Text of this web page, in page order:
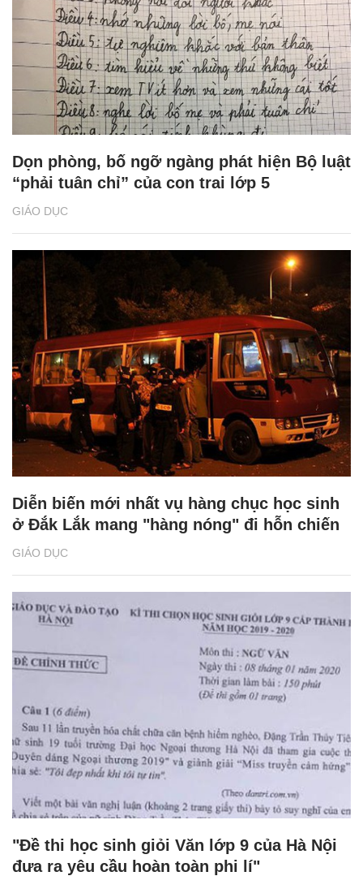
GIÁO DỤC
Dọn phòng, bố ngỡ ngàng phát hiện Bộ luật
“phải tuân chỉ” của con trai lớp 5
GIÁO DỤC
Diễn biến mới nhất vụ hàng chục học sinh
ở Đắk Lắk mang "hàng nóng" đi hỗn chiến
"Đề thi học sinh giỏi Văn lớp 9 của Hà Nội
đưa ra yêu cầu hoàn toàn phi lí"